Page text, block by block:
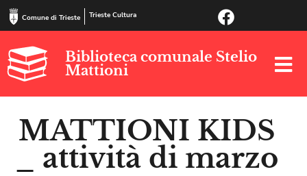
Comune di Trieste Trieste Cultura
Biblioteca comunale Stelio
Mattioni
MATTIONI KIDS
_ attività di marzo